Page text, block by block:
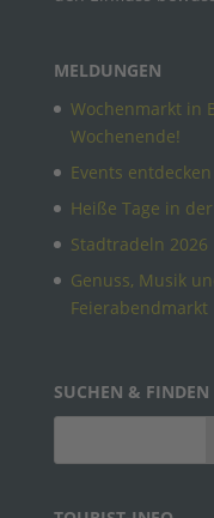
MELDUNGEN
Wochenmarkt in
Wochenende!
Events
Heiße Tage in
Stadtradeln 2026
Genuss, Musik
Feierabendmarkt
SUCHEN & FINDEN